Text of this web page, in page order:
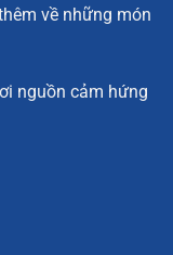
về những món
nguồn cảm hứng